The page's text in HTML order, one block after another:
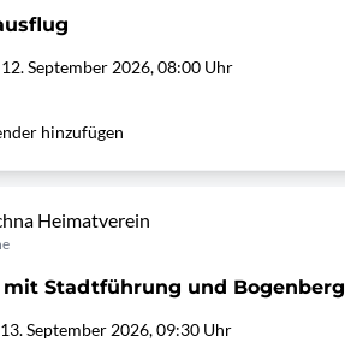
12. September 2026, 08:00 Uhr
hinzufügen
Heimatverein
mit Stadtführung und Bogenberg
September 2026, 09:30 Uhr